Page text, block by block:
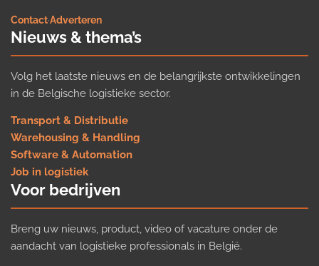
Contact·Adverteren
Nieuws & thema’s
Volg het laatste nieuws en de belangrijkste ontwikkelingen
in de Belgische logistieke sector.
Transport & Distributie
Warehousing & Handling
Software & Automation
Job in logistiek
Voor bedrijven
Breng uw nieuws, product, video of vacature onder de
aandacht van logistieke professionals in België.